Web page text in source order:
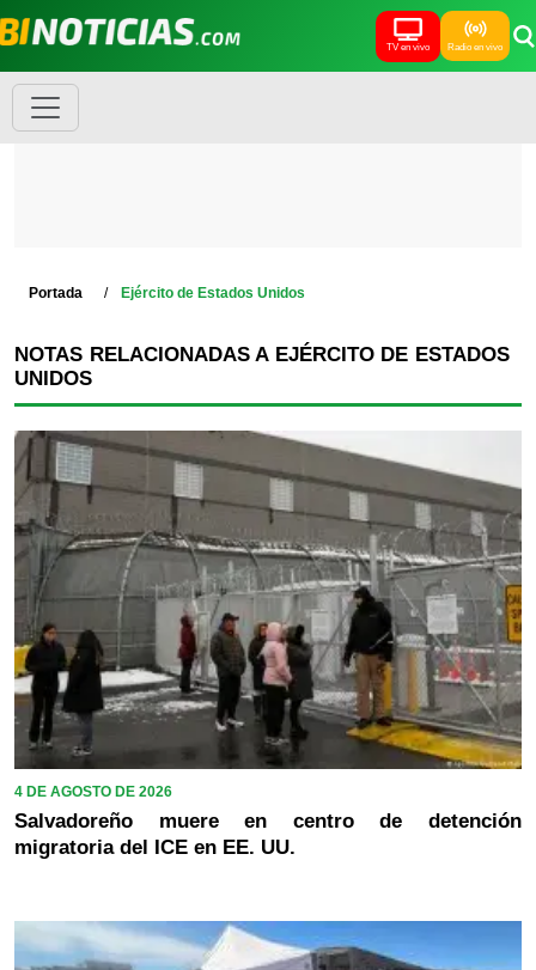
TV en vivo Radio en vivo
Portada Ejército de Estados Unidos
NOTAS RELACIONADAS A EJÉRCITO DE ESTADOS
UNIDOS
4 DE AGOSTO DE 2026
Salvadoreño muere en centro de detención
migratoria del ICE en EE. UU.